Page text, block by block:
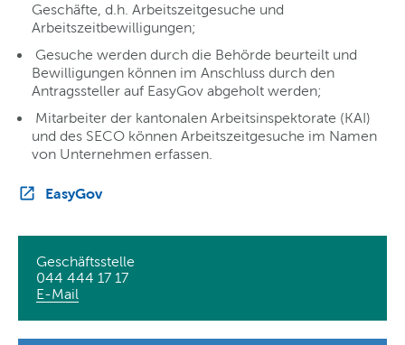
Geschäfte, d.h. Arbeitszeitgesuche und
Arbeitszeitbewilligungen;
­ Gesuche werden durch die Behörde beurteilt und
Bewilligungen können im Anschluss durch den
Antragssteller auf EasyGov abgeholt werden;
­ Mitarbeiter der kantonalen Arbeitsinspektorate (KAI)
und des SECO können Arbeitszeitgesuche im Namen
von Unternehmen erfassen.
EasyGov
Geschäftsstelle
044 444 17 17
E-Mail